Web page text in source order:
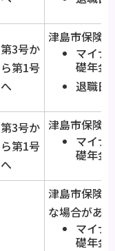
第3号か
ら第1号
へ
津島市保険
マイナ
礎年金
退職日
第3号か
ら第1号
へ
津島市保険
マイナ
礎年金
津島市保険
な場合があ
マイナ
礎年金